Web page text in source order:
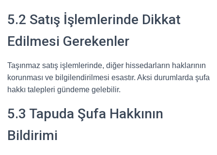
5.2 Satış İşlemlerinde Dikkat
Edilmesi Gerekenler
Taşınmaz satış işlemlerinde, diğer hissedarların haklarının
korunması ve bilgilendirilmesi esastır. Aksi durumlarda şufa
hakkı talepleri gündeme gelebilir.
5.3 Tapuda Şufa Hakkının
Bildirimi